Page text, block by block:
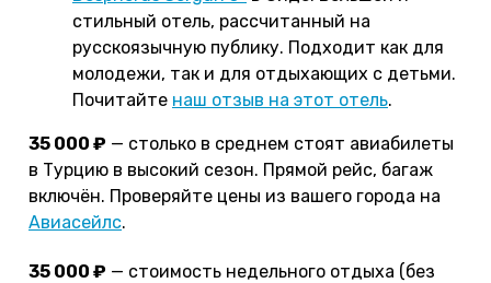
стильный отель, рассчитанный на
русскоязычную публику. Подходит как для
молодежи, так и для отдыхающих с детьми.
Почитайте наш отзыв на этот отель.
35 000 ₽ — столько в среднем стоят авиабилеты
в Турцию в высокий сезон. Прямой рейс, багаж
включён. Проверяйте цены из вашего города на
Авиасейлс.
35 000 ₽ — стоимость недельного отдыха (без